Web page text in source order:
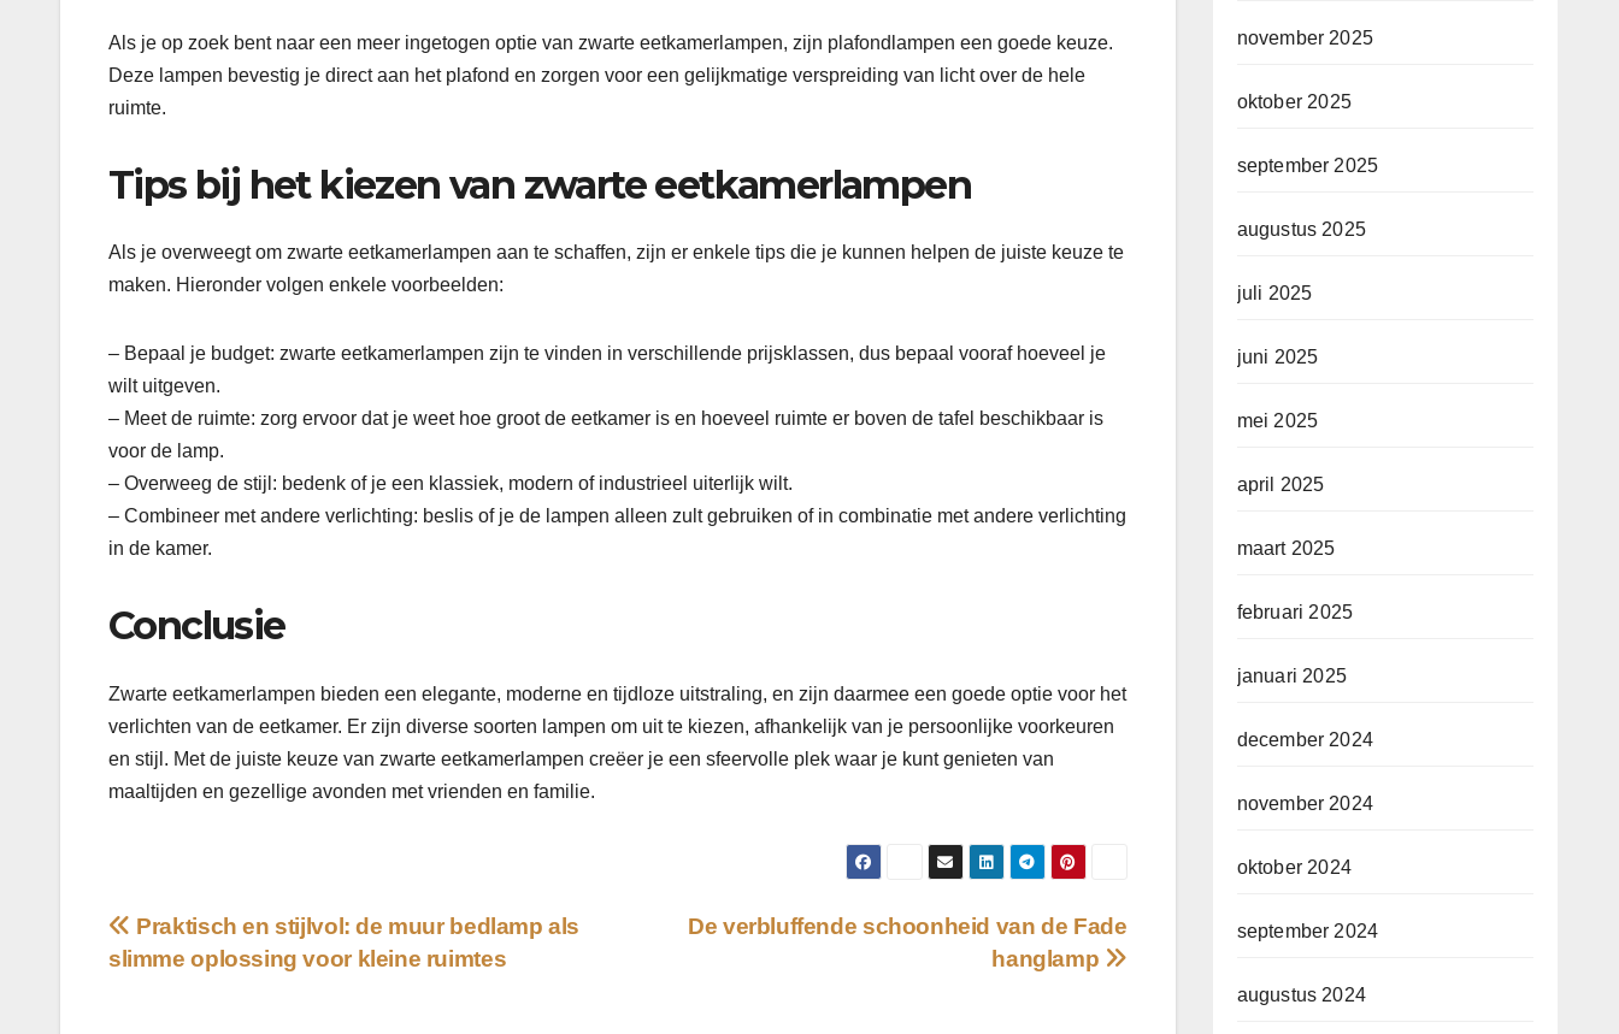
Als je op zoek bent naar een meer ingetogen optie van zwarte eetkamerlampen, zijn plafondlampen een goede keuze.
Deze lampen bevestig je direct aan het plafond en zorgen voor een gelijkmatige verspreiding van licht over de hele
ruimte.
Tips bij het kiezen van zwarte eetkamerlampen
Als je overweegt om zwarte eetkamerlampen aan te schaffen, zijn er enkele tips die je kunnen helpen de juiste keuze te
maken. Hieronder volgen enkele voorbeelden:
– Bepaal je budget: zwarte eetkamerlampen zijn te vinden in verschillende prijsklassen, dus bepaal vooraf hoeveel je
wilt uitgeven.
– Meet de ruimte: zorg ervoor dat je weet hoe groot de eetkamer is en hoeveel ruimte er boven de tafel beschikbaar is
voor de lamp.
– Overweeg de stijl: bedenk of je een klassiek, modern of industrieel uiterlijk wilt.
– Combineer met andere verlichting: beslis of je de lampen alleen zult gebruiken of in combinatie met andere verlichting
in de kamer.
Conclusie
Zwarte eetkamerlampen bieden een elegante, moderne en tijdloze uitstraling, en zijn daarmee een goede optie voor het
verlichten van de eetkamer. Er zijn diverse soorten lampen om uit te kiezen, afhankelijk van je persoonlijke voorkeuren
en stijl. Met de juiste keuze van zwarte eetkamerlampen creëer je een sfeervolle plek waar je kunt genieten van
maaltijden en gezellige avonden met vrienden en familie.
Bericht
navigatie
De verbluffende schoonheid van de Fade
hanglamp
Praktisch en stijlvol: de muur bedlamp als
slimme oplossing voor kleine ruimtes
november 2025
oktober 2025
september 2025
augustus 2025
juli 2025
juni 2025
mei 2025
april 2025
maart 2025
februari 2025
januari 2025
december 2024
november 2024
oktober 2024
september 2024
augustus 2024